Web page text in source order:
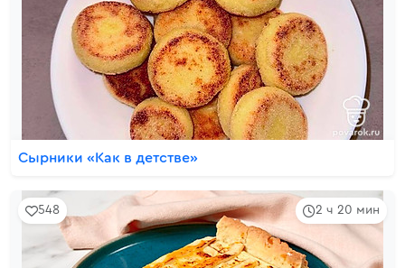
Сырники «Как в детстве»
2 ч 20 мин
548